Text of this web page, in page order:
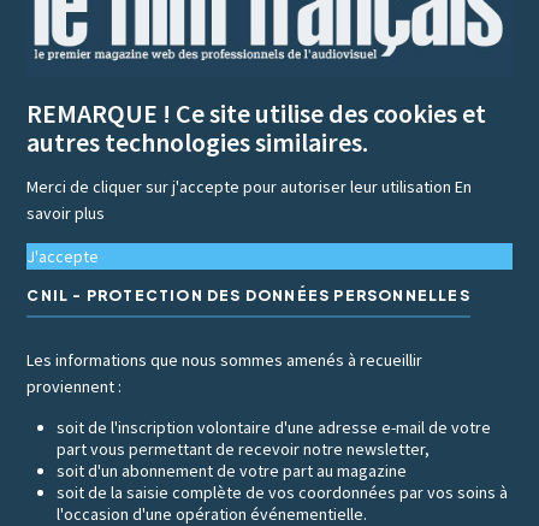
REMARQUE ! Ce site utilise des cookies et
autres technologies similaires.
Merci de cliquer sur j'accepte pour autoriser leur utilisationEn
savoir plus
J'accepte
CNIL - PROTECTION DES DONNÉES PERSONNELLES
Les informations que nous sommes amenés à recueillir
proviennent :
soit de l'inscription volontaire d'une adresse e-mail de votre
part vous permettant de recevoir notre newsletter,
soit d'un abonnement de votre part au magazine
soit de la saisie complète de vos coordonnées par vos soins à
l'occasion d'une opération événementielle.